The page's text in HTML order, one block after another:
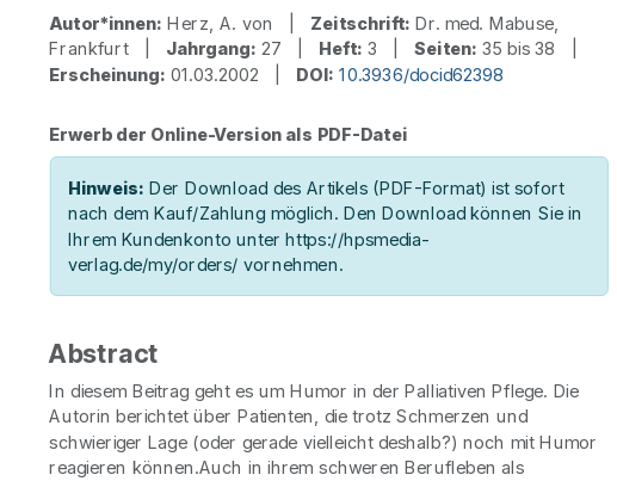
Autor*innen: Herz, A. von | Zeitschrift: Dr. med. Mabuse,
Frankfurt | Jahrgang: 27 | Heft: 3 |Seiten: 35 bis 38 |
Erscheinung: 01.03.2002 | DOI: 10.3936/docid62398
Erwerb der Online-Version als PDF-Datei
Hinweis: Der Download des Artikels (PDF-Format) ist sofort
nach dem Kauf/Zahlung möglich. Den Download können Sie in
Ihrem Kundenkonto unter https://hpsmedia-
verlag.de/my/orders/ vornehmen.
Abstract
In diesem Beitrag geht es um Humor in der Palliativen Pflege. Die
Autorin berichtet über Patienten, die trotz Schmerzen und
schwieriger Lage (oder gerade vielleicht deshalb?) noch mit Humor
reagieren können.Auch in ihrem schweren Berufleben als